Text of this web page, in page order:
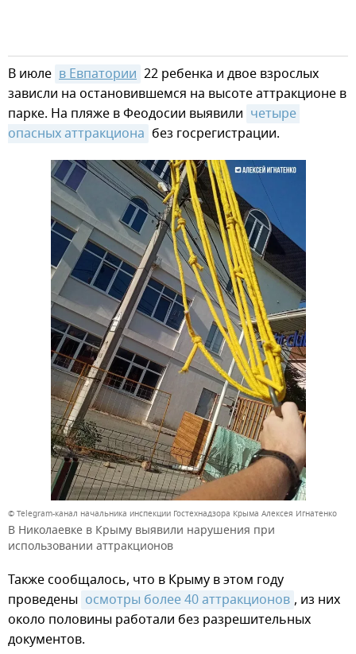
В июле в Евпатории 22 ребенка и двое взрослых
зависли на остановившемся на высоте аттракционе в
парке. На пляже в Феодосии выявили четыре
опасных аттракциона без госрегистрации.
© Telegram-канал начальника инспекции Гостехнадзора Крыма Алексея Игнатенко
В Николаевке в Крыму выявили нарушения при
использовании аттракционов
Также сообщалось, что в Крыму в этом году
проведены осмотры более 40 аттракционов , из них
около половины работали без разрешительных
документов.